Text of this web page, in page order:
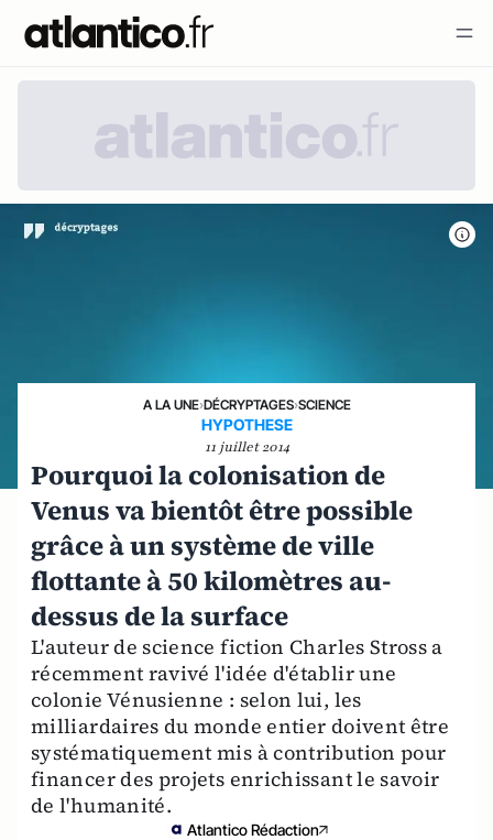
A LA UNE›DÉCRYPTAGES›SCIENCE
HYPOTHESE
11 juillet 2014
Pourquoi la colonisation de
Venus va bientôt être possible
grâce à un système de ville
flottante à 50 kilomètres au-
dessus de la surface
L'auteur de science fiction Charles Stross a
récemment ravivé l'idée d'établir une
colonie Vénusienne : selon lui, les
milliardaires du monde entier doivent être
systématiquement mis à contribution pour
financer des projets enrichissant le savoir
de l'humanité.
Atlantico Rédaction